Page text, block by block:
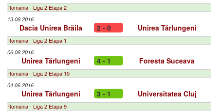
Romania - Liga 2 Etapa 2
13.08.2016
Dacia Unirea Brăila 2 - 0 Unirea Tărlungeni
Romania - Liga 2 Etapa 1
06.08.2016
Unirea Tărlungeni 4 - 1 Foresta Suceava
Romania - Liga 2 Etapa 10
04.06.2016
Unirea Tărlungeni 3 - 1 Universitatea Cluj
Romania - Liga 2 Etapa 9